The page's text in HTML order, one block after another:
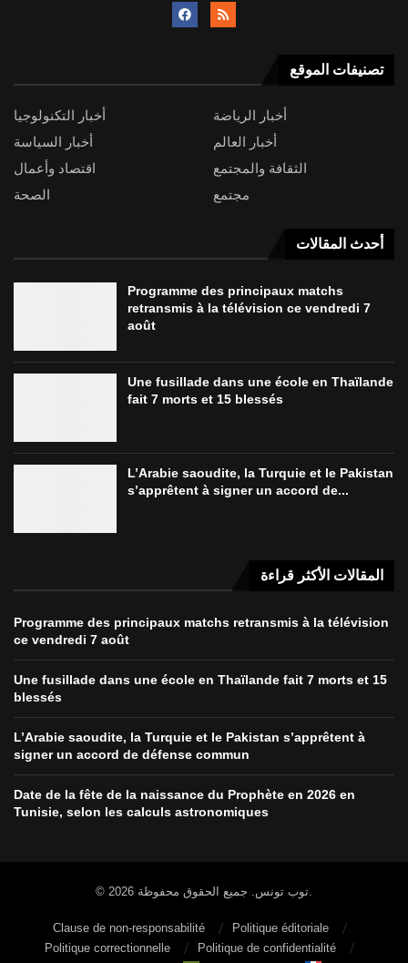
تصنيفات الموقع
أخبار التكنولوجيا
أخبار الرياضة
أخبار السياسة
أخبار العالم
اقتصاد وأعمال
الثقافة والمجتمع
الصحة
مجتمع
أحدث المقالات
Programme des principaux matchs
retransmis à la télévision ce vendredi 7
août
Une fusillade dans une école en Thaïlande
fait 7 morts et 15 blessés
L’Arabie saoudite, la Turquie et le Pakistan
s’apprêtent à signer un accord de...
المقالات الأكثر قراءة
Programme des principaux matchs retransmis à la télévision
ce vendredi 7 août
Une fusillade dans une école en Thaïlande fait 7 morts et 15
blessés
L’Arabie saoudite, la Turquie et le Pakistan s’apprêtent à
signer un accord de défense commun
Date de la fête de la naissance du Prophète en 2026 en
Tunisie, selon les calculs astronomiques
© 2026 توب تونس. جميع الحقوق محفوظة.
Clause de non-responsabilité
Politique éditoriale
Politique correctionnelle
Politique de confidentialité